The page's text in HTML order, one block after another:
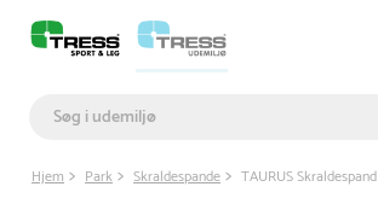
Hjem Park Skraldespande TAURUS Skraldespand